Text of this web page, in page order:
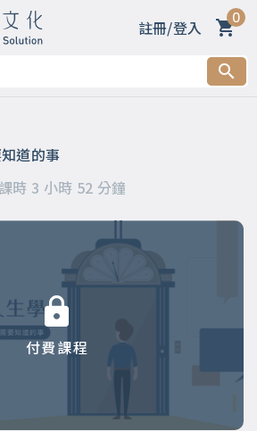
註冊/登入 0
道的事
時 3 小時 52 分鐘
付費課程
嗎？
力Part1：「創造結果」的能力
力Part2：「建立生態圈」的能力
力Part3：「做決定」的能力
「人生羅盤」